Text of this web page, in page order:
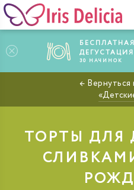
БЕСПЛАТНАЯ
ДЕГУСТАЦИЯ
30 НАЧИНОК
ТОРТЫ ДЛЯ